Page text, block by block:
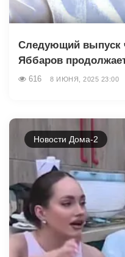
Следующий выпуск
Яббаров
616 8 ИЮНЯ, 2025 23:00
Новости Дома-2